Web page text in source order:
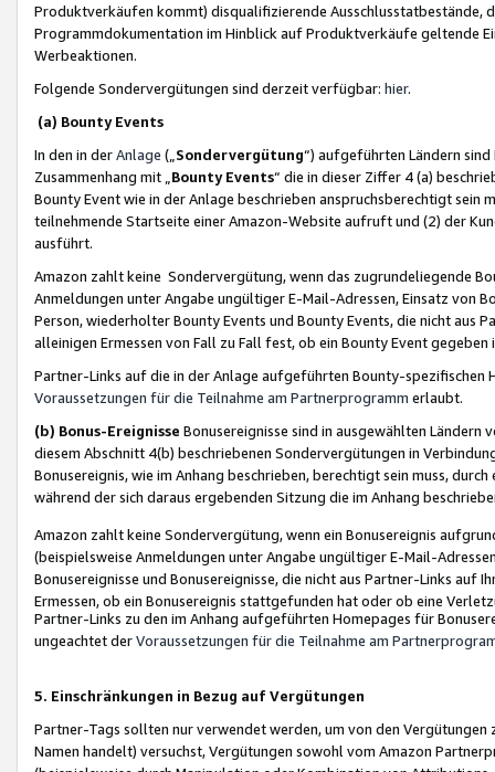
Produktverkäufen kommt) disqualifizierende Ausschlusstatbestände,
Programmdokumentation im Hinblick auf Produktverkäufe geltende
Werbeaktionen.
Folgende Sondervergütungen sind derzeit verfügbar: hier.
(a) Bounty Events
In den in derAnlage („ Sondervergütung“) aufgeführten Ländern
Zusammenhang mit „ Bounty Events“ die in dieser Ziffer 4 (a)
Bounty Event wie in der Anlage beschrieben anspruchsberechtigt sein
teilnehmende Startseite einer Amazon-Website aufruft und (2) der
ausführt.
Amazon zahlt keine Sondervergütung, wenn das zugrundeliegende
Anmeldungen unter Angabe ungültiger E-Mail-Adressen, Einsatz von
Person, wiederholter Bounty Events und Bounty Events, die nicht
alleinigen Ermessen von Fall zu Fall fest, ob ein Bounty Event
Partner-Links auf die in der Anlage aufgeführten Bounty-spezifischen
Voraussetzungen für die Teilnahme am Partnerprogramm erlaubt.
(b) Bonus-Ereignisse Bonusereignisse sind in ausgewählten Ländern
diesem Abschnitt 4(b) beschriebenen Sondervergütungen in
Bonusereignis, wie im Anhang beschrieben, berechtigt sein muss,
während der sich daraus ergebenden Sitzung die im Anhang
Amazon zahlt keine Sondervergütung, wenn ein Bonusereignis
(beispielsweise Anmeldungen unter Angabe ungültiger E-Mail-
Bonusereignisse und Bonusereignisse, die nicht aus Partner-Links auf
Ermessen, ob ein Bonusereignis stattgefunden hat oder ob eine
Partner-Links zu den im Anhang aufgeführten Homepages für
ungeachtet derVoraussetzungen für die Teilnahme am
5. Einschränkungen in Bezug auf Vergütungen
Partner-Tags sollten nur verwendet werden, um von den
Namen handelt) versuchst, Vergütungen sowohl vom Amazon